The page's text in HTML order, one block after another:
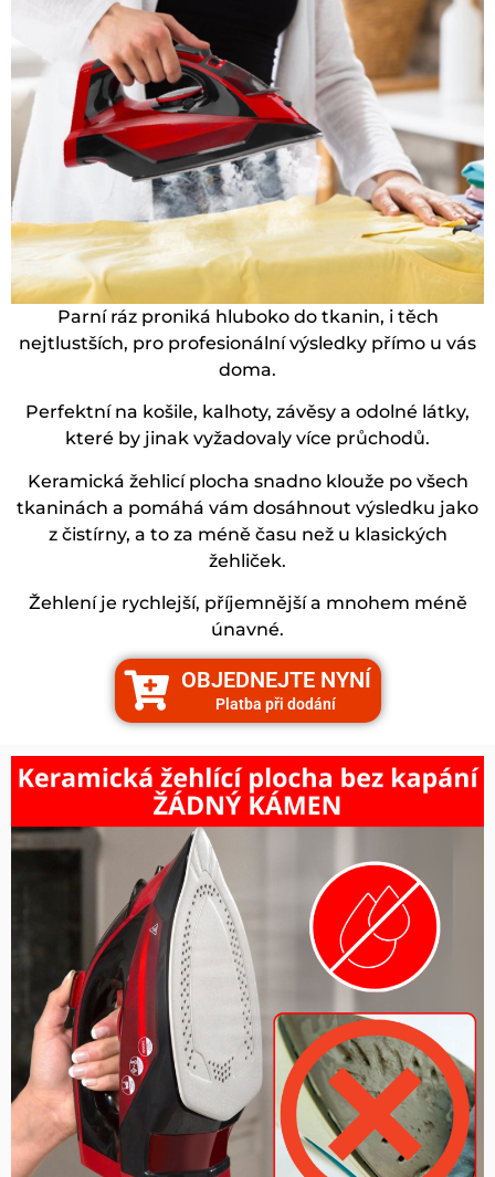
Parní ráz proniká hluboko do tkanin, i těch
nejtlustších, pro profesionální výsledky přímo u vás
doma.
Perfektní na košile, kalhoty, závěsy a odolné látky,
které by jinak vyžadovaly více průchodů.
Keramická žehlicí plocha snadno klouže po všech
tkaninách a pomáhá vám dosáhnout výsledku jako
z čistírny, a to za méně času než u klasických
žehliček.
Žehlení je rychlejší, příjemnější a mnohem méně
únavné.
OBJEDNEJTE NYNÍ
Platba při dodání